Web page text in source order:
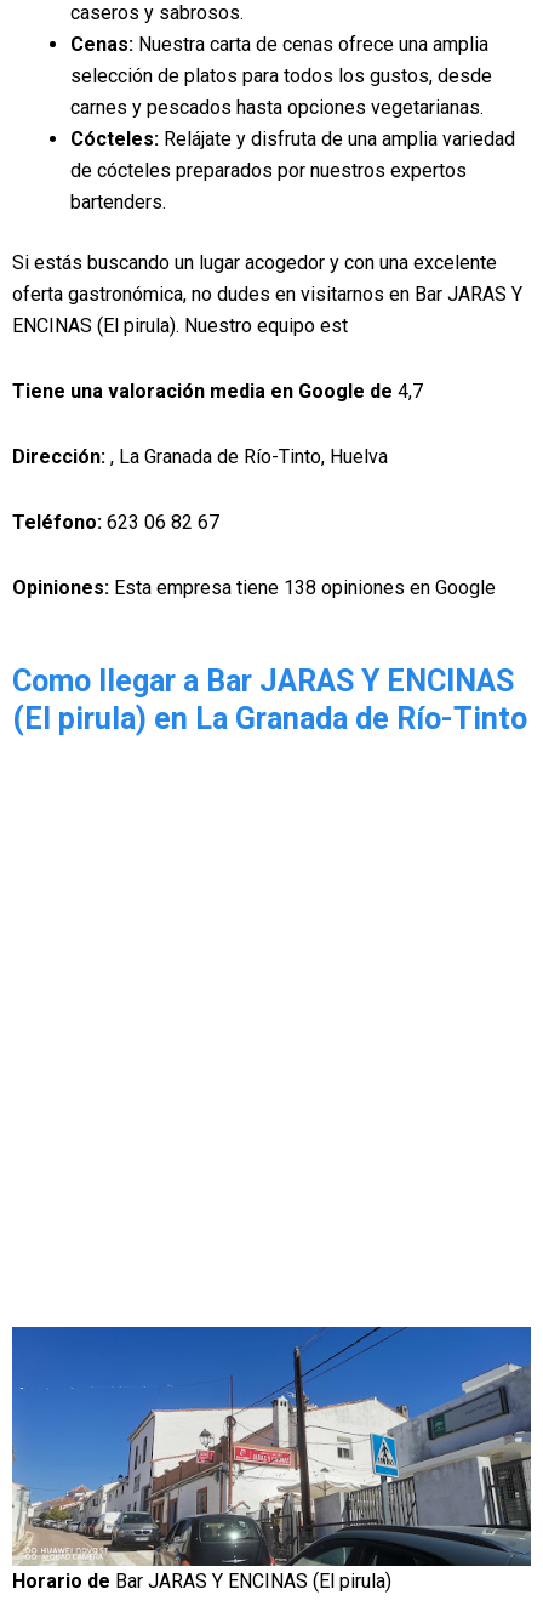
caseros y sabrosos.
Cenas: Nuestra carta de cenas ofrece una amplia
selección de platos para todos los gustos, desde
carnes y pescados hasta opciones vegetarianas.
Cócteles: Relájate y disfruta de una amplia variedad
de cócteles preparados por nuestros expertos
bartenders.
Si estás buscando un lugar acogedor y con una excelente
oferta gastronómica, no dudes en visitarnos en Bar JARAS Y
ENCINAS (El pirula). Nuestro equipo est
Tiene una valoración media en Google de 4,7
Dirección: , La Granada de Río-Tinto, Huelva
Teléfono: 623 06 82 67
Opiniones: Esta empresa tiene 138 opiniones en Google
Como llegar a Bar JARAS Y ENCINAS
(El pirula) en La Granada de Río-Tinto
Horario de Bar JARAS Y ENCINAS (El pirula)